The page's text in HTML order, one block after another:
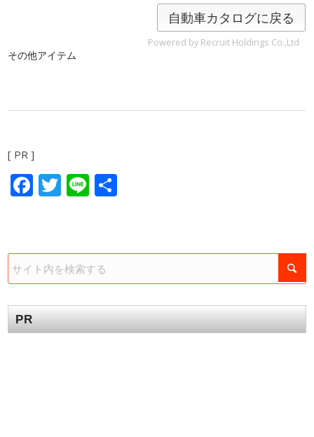
自動車カタログに戻る
Powered by Recruit Holdings Co.,Ltd
その他アイテム
[ PR ]
Facebook
Twitter
Line
PR